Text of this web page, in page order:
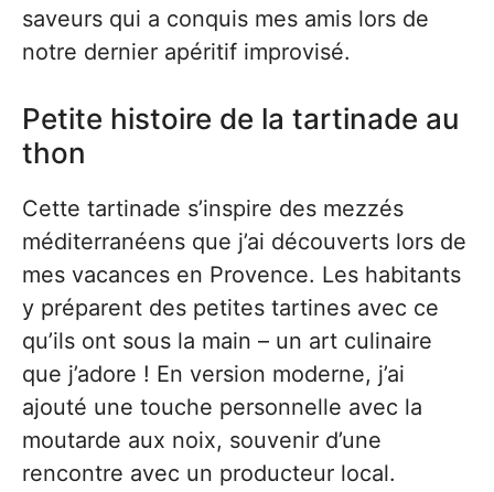
saveurs qui a conquis mes amis lors de
notre dernier apéritif improvisé.
Petite histoire de la tartinade au
thon
Cette tartinade s’inspire des mezzés
méditerranéens que j’ai découverts lors de
mes vacances en Provence. Les habitants
y préparent des petites tartines avec ce
qu’ils ont sous la main – un art culinaire
que j’adore ! En version moderne, j’ai
ajouté une touche personnelle avec la
moutarde aux noix, souvenir d’une
rencontre avec un producteur local.